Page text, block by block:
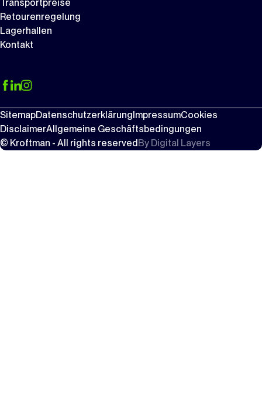
Transportpreise
Retourenregelung
Lagerhallen
Kontakt
SitemapDatenschutzerklärungImpressumCookies
DisclaimerAllgemeine Geschäftsbedingungen
© Kroftman - All rights reservedBy Digital Layers